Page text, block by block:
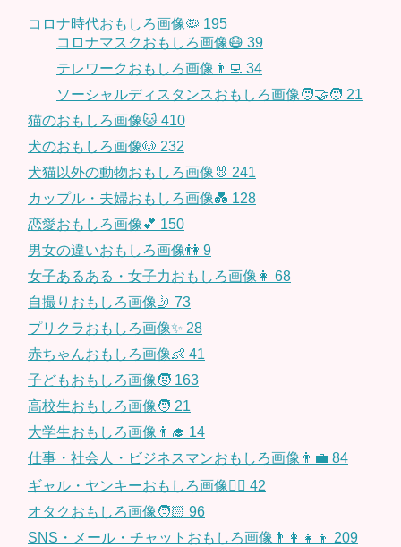
コロナ時代おもしろ画像🦠 195
コロナマスクおもしろ画像😷 39
テレワークおもしろ画像👨‍💻 34
ソーシャルディスタンスおもしろ画像🧑‍🤝‍🧑 21
猫のおもしろ画像🐱 410
犬のおもしろ画像🐶 232
犬猫以外の動物おもしろ画像🐰 241
カップル・夫婦おもしろ画像💑 128
恋愛おもしろ画像💕 150
男女の違いおもしろ画像👫 9
女子あるある・女子力おもしろ画像👩 68
自撮りおもしろ画像🤳 73
プリクラおもしろ画像✨ 28
赤ちゃんおもしろ画像👶 41
子どもおもしろ画像🧒 163
高校生おもしろ画像🧑 21
大学生おもしろ画像👨‍🎓 14
仕事・社会人・ビジネスマンおもしろ画像👨‍💼 84
ギャル・ヤンキーおもしろ画像👱‍♀️ 42
オタクおもしろ画像🧑🏻 96
SNS・メール・チャットおもしろ画像👨‍👩‍👧‍👦 209